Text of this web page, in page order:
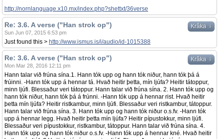
http://nornlanguage.x10.mx/index.php?shettxt/36verse
Kråka ↓
Re: 3.6. A verse ("Han strok op")
Sun Jun 07, 2015 6:53 pm
Just found this > http://www.ismus.is/i/audio/id-1015388
Kråka ↓
Re: 3.6. A verse ("Han strok op")
Mon Mar 28, 2016 12:11 pm
Hann talar við frúna sína.1. Hann tók upp og hann tók niður, hann tók þá á
frúinni. -Hann tók upp á hennar tá. Hvað heitir þetta, mín ljúfa? Heitir tátoppur,
minn ljúfi. Blessaður veri tátoppur. Hann talar við frúna sína. 2. Hann tók upp og
hann tók niður, hann tók þá á frúnni. -Hann tók upp á hennar rist. Hvað heitir
þetta mín ljúfa? Heitir ristkambur, minn ljúfi. Blessaður veri ristkambur, tátoppur.
Hann talar við frúna sína. 3. Hann tók upp og hann tók niður o.s.fv. -Hann tók
upp á hennar legg. Hvað heitir þetta mín ljúfa? Heitir pípustokkur, minn ljúfi.
Blessaður veri pípustokkur, ristkambur, tátoppur. Hann talar við frúna sína. 4.
Hann tók upp og hann tók niður o.s.fv. -Hann tók upp á hennar kné. Hvað heitir